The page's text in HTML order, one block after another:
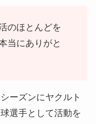
のほとんどを
当にありがと
ーズンにヤクルト
選手として活動を